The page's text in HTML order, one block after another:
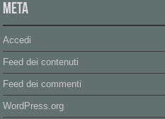
Meta
Accedi
Feed dei contenuti
Feed dei commenti
WordPress.org